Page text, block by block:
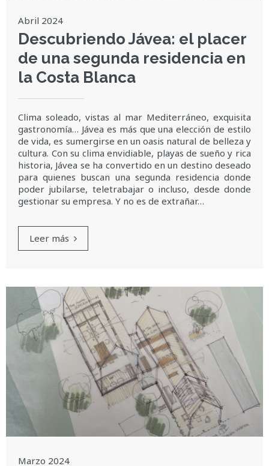
Abril 2024
Descubriendo Jávea: el placer
de una segunda residencia en
la Costa Blanca
Clima soleado, vistas al mar Mediterráneo, exquisita
gastronomía… Jávea es más que una elección de estilo
de vida, es sumergirse en un oasis natural de belleza y
cultura. Con su clima envidiable, playas de sueño y rica
historia, Jávea se ha convertido en un destino deseado
para quienes buscan una segunda residencia donde
poder jubilarse, teletrabajar o incluso, desde donde
gestionar su empresa. Y no es de extrañar…
Leer más
Marzo 2024